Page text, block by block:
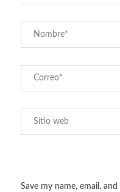
Save my name, email,